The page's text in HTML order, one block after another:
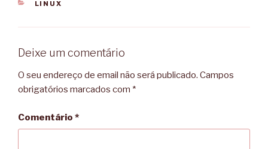
CATEGORIAS
LINUX
Deixe um comentário
O seu endereço de email não será publicado. Campos
obrigatórios marcados com *
Comentário *